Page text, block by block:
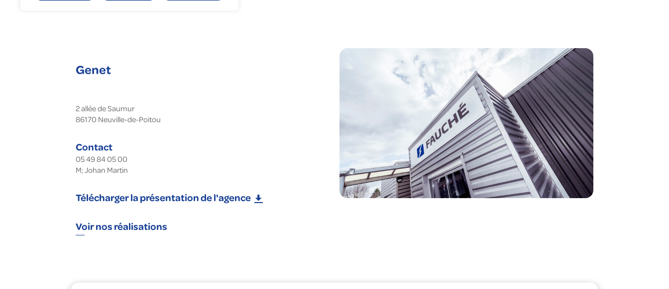
Genet
2 allée de Saumur
86170 Neuville-de-Poitou
Contact
05 49 84 05 00
M; Johan Martin
Télécharger la présentation de l'agence
Voir nos réalisations